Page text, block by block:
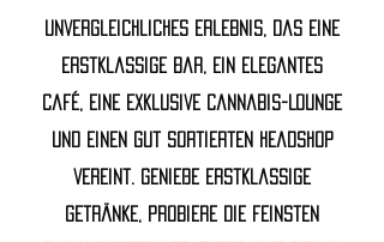
unvergleichliches Erlebnis, das eine
erstklassige Bar, ein elegantes
Café, eine exklusive Cannabis-Lounge
und einen gut sortierten Headshop
vereint. Genieße erstklassige
Getränke, probiere die feinsten